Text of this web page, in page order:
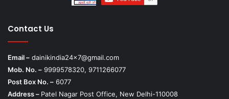
Contact Us
Email – dainikindia24x7@gmail.com
Mob. No. – 9999578320, 9711266077
Post Box No. – 6077
Address – Patel Nagar Post Office, New Delhi-110008